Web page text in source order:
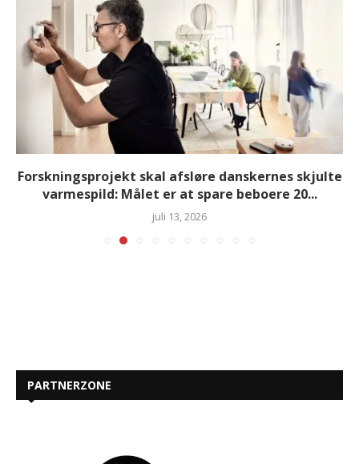
Forskningsprojekt skal afsløre danskernes skjulte
varmespild: Målet er at spare beboere 20...
juli 13, 2026
PARTNERZONE